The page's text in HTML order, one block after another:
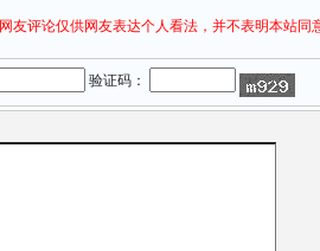
网友评论仅供网友表达个人看法，并不表明本站同
验证码：